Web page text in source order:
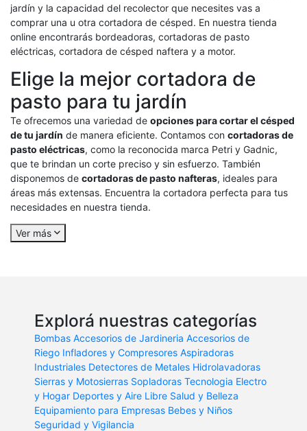
jardín y la capacidad del recolector que necesites vas a
comprar una u otra cortadora de césped. En nuestra tienda
online encontrarás bordeadoras, cortadoras de pasto
eléctricas, cortadora de césped naftera y a motor.
Elige la mejor cortadora de
pasto para tu jardín
Te ofrecemos una variedad de opciones para cortar el césped
de tu jardín de manera eficiente. Contamos con cortadoras de
pasto eléctricas, como la reconocida marca Petri y Gadnic,
que te brindan un corte preciso y sin esfuerzo. También
disponemos de cortadoras de pasto nafteras, ideales para
áreas más extensas. Encuentra la cortadora perfecta para tus
necesidades en nuestra tienda.
Ver más
Explorá nuestras categorías
Bombas Accesorios de Jardineria Accesorios de
Riego Infladores y Compresores Aspiradoras
Industriales Detectores de Metales Hidrolavadoras
Sierras y Motosierras Sopladoras Tecnologia Electro
y Hogar Deportes y Aire Libre Salud y Belleza
Equipamiento para Empresas Bebes y Niños
Seguridad y Vigilancia